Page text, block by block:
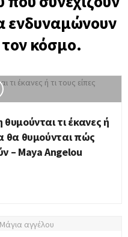
ενδυναμώνουν
κόσμο.
τι έκανες ή
θα θυμούνται πώς
– Maya Angelou